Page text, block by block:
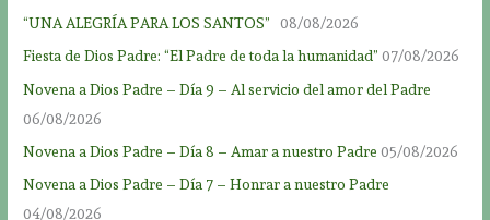
“UNA ALEGRÍA PARA LOS SANTOS”
08/08/2026
Fiesta de Dios Padre: “El Padre de toda la humanidad” 07/08/2026
Novena a Dios Padre – Día 9 – Al servicio del amor del Padre
06/08/2026
Novena a Dios Padre – Día 8 – Amar a nuestro Padre 05/08/2026
Novena a Dios Padre – Día 7 – Honrar a nuestro Padre
04/08/2026